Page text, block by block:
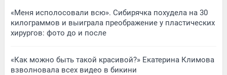
«Меня исполосовали всю». Сибирячка похудела на 30
килограммов и выиграла преображение у пластических
хирургов: фото до и после
«Как можно быть такой красивой?» Екатерина Климова
взволновала всех видео в бикини